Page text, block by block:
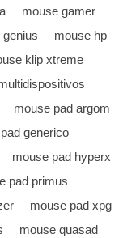
mouse gamer
mouse hp
klip xtreme
mouse pad argom
generico
mouse pad hyperx
pad primus
mouse pad xpg
mouse quasad